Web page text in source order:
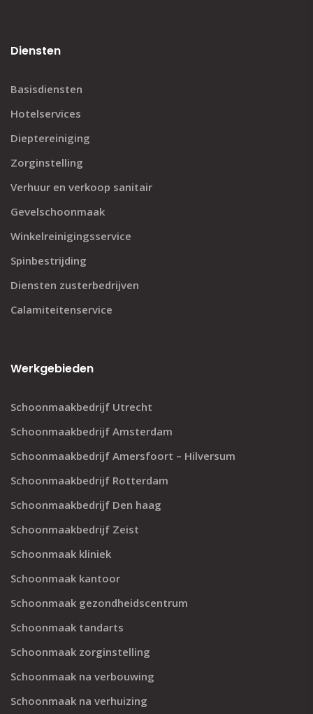
Diensten
Basisdiensten
Hotelservices
Dieptereiniging
Zorginstelling
Verhuur en verkoop sanitair
Gevelschoonmaak
Winkelreinigingsservice
Spinbestrijding
Diensten zusterbedrijven
Calamiteitenservice
Werkgebieden
Schoonmaakbedrijf Utrecht
Schoonmaakbedrijf Amsterdam
Schoonmaakbedrijf Amersfoort – Hilversum
Schoonmaakbedrijf Rotterdam
Schoonmaakbedrijf Den haag
Schoonmaakbedrijf Zeist
Schoonmaak kliniek
Schoonmaak kantoor
Schoonmaak gezondheidscentrum
Schoonmaak tandarts
Schoonmaak zorginstelling
Schoonmaak na verbouwing
Schoonmaak na verhuizing